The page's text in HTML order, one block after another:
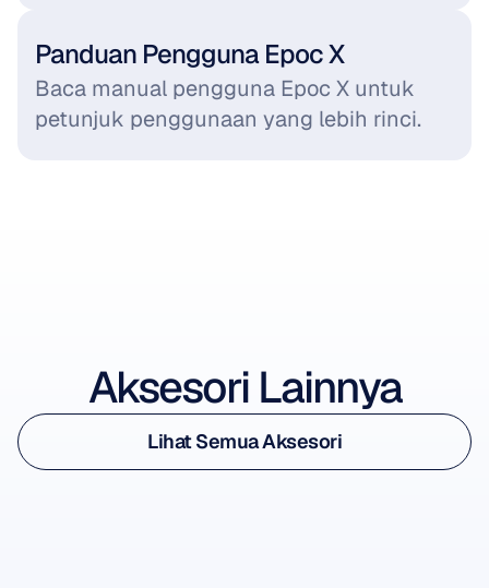
Panduan Pengguna Epoc X
Baca manual pengguna Epoc X untuk
petunjuk penggunaan yang lebih rinci.
Aksesori Lainnya
Epoc X Wireless USB Receiver
Lihat Aksesoris
Lihat Semua Aksesori
Lihat Semua Aksesori